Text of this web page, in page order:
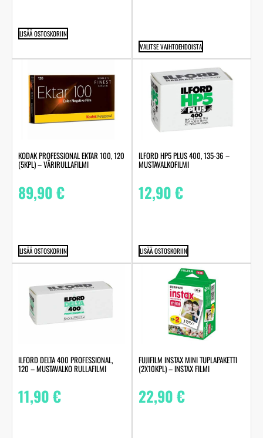
LISÄÄ OSTOSKORIIN
VALITSE VAIHTOEHDOISTA
KODAK PROFESSIONAL EKTAR 100, 120
(5KPL) – VÄRIRULLAFILMI
89,90€
LISÄÄ OSTOSKORIIN
ILFORD HP5 PLUS 400, 135-36 –
MUSTAVALKOFILMI
12,90€
LISÄÄ OSTOSKORIIN
ILFORD DELTA 400 PROFESSIONAL,
120 – MUSTAVALKO RULLAFILMI
11,90€
FUJIFILM INSTAX MINI TUPLAPAKETTI
(2X10KPL) – INSTAX FILMI
22,90€